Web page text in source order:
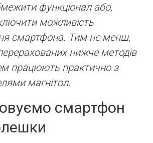
функціонал або,
можливість
смартфона. Тим не менш,
нижче методів
працюють практично з
магнітол.
смартфон